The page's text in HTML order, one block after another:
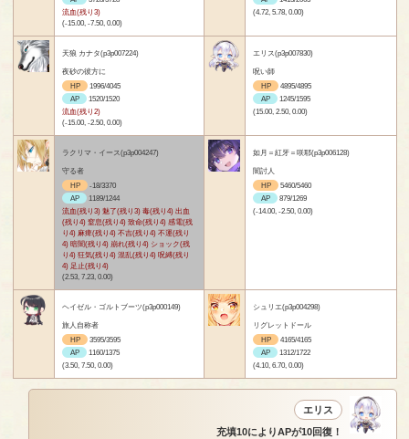
流血(残り3)
(-15.00, -7.50, 0.00)
(4.72, 5.78, 0.00)
天狼 カナタ(p3p007224)
夜砂の彼方に
HP
1996/4045
AP
1520/1520
流血(残り2)
(-15.00, -2.50, 0.00)
エリス(p3p007830)
呪い師
HP
4895/4895
AP
1245/1595
(15.00, 2.50, 0.00)
ラクリマ・イース(p3p004247)
守る者
HP
-18/3370
AP
1189/1244
流血(残り3) 魅了(残り3) 毒(残り4) 出血
(残り4) 窒息(残り4) 致命(残り4) 感電(残
り4) 麻痺(残り4) 不吉(残り4) 不運(残り
4) 暗闇(残り4) 崩れ(残り4) ショック(残
り4) 狂気(残り4) 混乱(残り4) 呪縛(残り
4) 足止(残り4)
(2.53, 7.23, 0.00)
如月＝紅牙＝咲耶(p3p006128)
闇討人
HP
5460/5460
AP
879/1269
(-14.00, -2.50, 0.00)
ヘイゼル・ゴルトブーツ(p3p000149)
旅人自称者
HP
3595/3595
AP
1160/1375
(3.50, 7.50, 0.00)
シュリエ(p3p004298)
リグレットドール
HP
4165/4165
AP
1312/1722
(4.10, 6.70, 0.00)
エリス
充填10によりAPが10回復！